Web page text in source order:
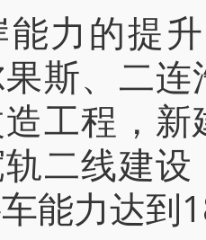
的提升
斯、二
工程，
二线建
能力达到